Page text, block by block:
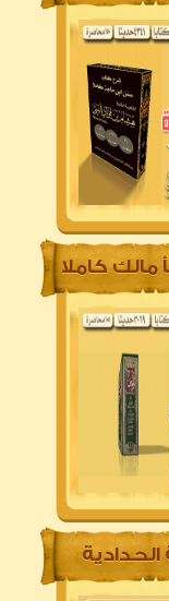
كاملا
الحدادية